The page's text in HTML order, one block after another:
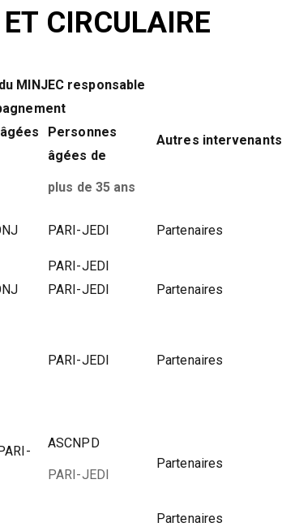
CIRCULAIRE
MINJEC responsable
Autres intervenants
Personnes
âgées de
plus de 35 ans
PARI-JEDI Partenaires
PARI-JEDI
PARI-JEDI Partenaires
PARI-JEDI Partenaires
ASCNPD
PARI-JEDI
Partenaires
Partenaires